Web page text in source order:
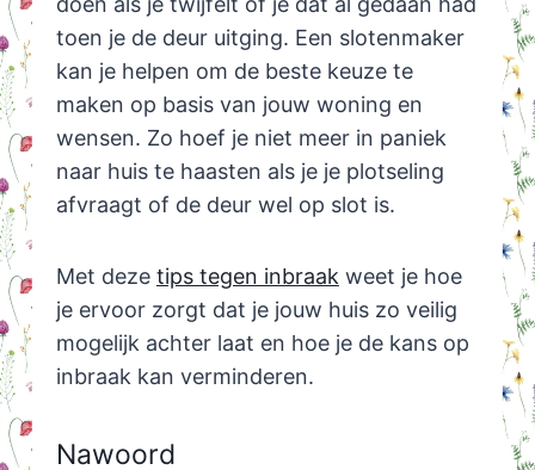
toen je de deur uitging. Een slotenmaker
kan je helpen om de beste keuze te
maken op basis van jouw woning en
wensen. Zo hoef je niet meer in paniek
naar huis te haasten als je je plotseling
afvraagt of de deur wel op slot is.
Met deze tips tegen inbraak weet je hoe
je ervoor zorgt dat je jouw huis zo veilig
mogelijk achter laat en hoe je de kans op
inbraak kan verminderen.
Nawoord